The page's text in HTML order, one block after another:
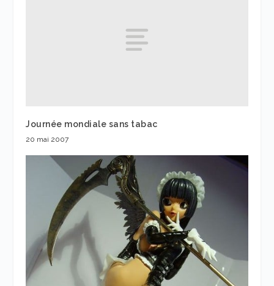
Journée mondiale sans tabac
20 mai 2007